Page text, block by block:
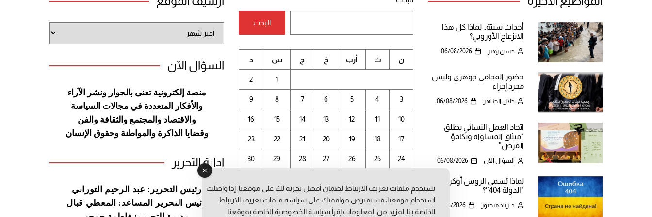
أحداث سبتة.. لماذا كل هذا
الانزعاج الأوروبي؟
حسن زهير 06/08/2026
حضور المحامي جوهري وليس
مجرد إجراء
جلال الطاهر 06/08/2026
اتحاد العمل النسائي يطلق
“ميثاق المساواة وتكافؤ
الفرص”
السؤال الآن 06/08/2026
لماذا يُسمي الروس أوكرانيا
“الدولة 404″؟
د. زياد منصور 06/08/2026
البحث
أغسطس 2026
ن ث أرب خ ج س د
1
2
3
4
5
6
7
8
9
10
11
12
13
14
15
16
17
18
19
20
21
22
23
24
25
26
27
28
29
30
الموقع
السؤال الآن
منصة إلكترونية تعنى بالحوار ونشر
الآراء
والأفكار المتعددة في مجالات السياسة
والاقتصاد والمجتمع والثقافة والفن
وقضايا الذاكرة والمواطنة وحقوق الإنسان
إدارة التحرير
رئيس التحرير: عبد الرحيم التوراني
رئيس التحرير المساعد: المعطي قبال
نستخدم ملفات تعريف الارتباط لضمان أفضل تجربة لك على موقعنا. إذا واصلت
استخدام موقعنا، فسنفترض موافقتك على سياسة ملفات تعريف الارتباط
الخاصة بنا. لمزيد من المعلومات إقرأ سياسة الخصوصيةالخاصة بموقعنا.